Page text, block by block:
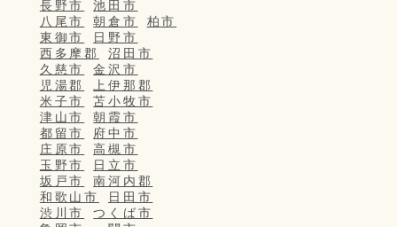
長野市
池田市
八尾市
朝倉市
柏市
東御市
日野市
西多摩郡
沼田市
久慈市
金沢市
児湯郡
上伊那郡
米子市
苫小牧市
津山市
朝霞市
都留市
府中市
庄原市
高槻市
玉野市
日立市
坂戸市
南河内郡
和歌山市
日田市
渋川市
つくば市